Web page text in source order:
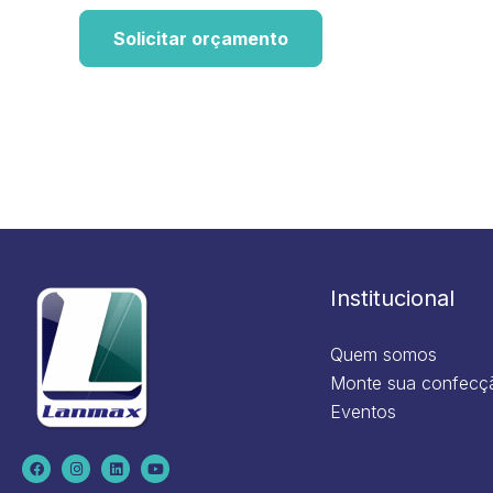
Solicitar orçamento
F
a
c
I
n
s
L
i
n
Y
o
u
Institucional
Quem somos
Monte sua
Eventos